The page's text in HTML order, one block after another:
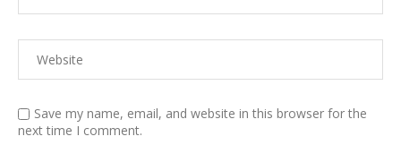
Save my name, email, and website in this browser for the
next time I comment.